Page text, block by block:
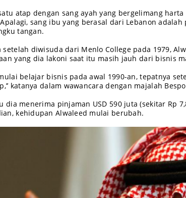
atap dengan sang ayah yang bergelimang
sang ibu yang berasal dari Lebanon
tangan.
setelah diwisuda dari Menlo College pada 1979,
yang dia lakoni saat itu masih jauh dari bisnis
mulai belajar bisnis pada awal 1990-an, tepatnya
katanya dalam wawancara dengan majalah
dia menerima pinjaman USD 590 juta (sekitar Rp
kehidupan Alwaleed mulai berubah.